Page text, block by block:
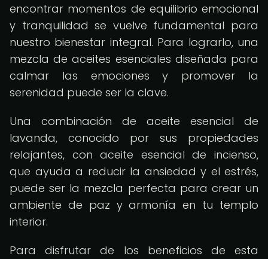
encontrar momentos de equilibrio emocional
y tranquilidad se vuelve fundamental para
nuestro bienestar integral. Para lograrlo, una
mezcla de aceites esenciales diseñada para
calmar las emociones y promover la
serenidad puede ser la clave.
Una combinación de aceite esencial de
lavanda, conocido por sus propiedades
relajantes, con aceite esencial de incienso,
que ayuda a reducir la ansiedad y el estrés,
puede ser la mezcla perfecta para crear un
ambiente de paz y armonía en tu templo
interior.
Para disfrutar de los beneficios de esta